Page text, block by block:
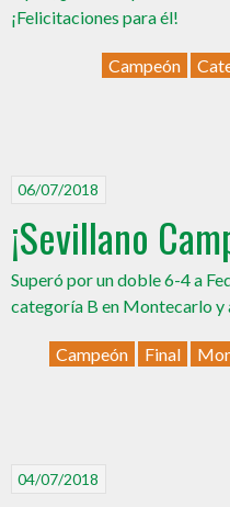
¡Felicitaciones para él!
Campeón
06/07/2018
¡Sevillano
Superó por un doble 6-4 a
categoría B en Montecarlo y
Campeón Final
04/07/2018